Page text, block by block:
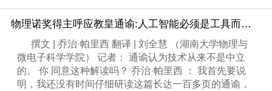
物理诺奖得主呼应教皇通谕:人工智能必须是工具而不能是权威
撰文 | 乔治·帕里西 翻译 | 刘全慧 （湖南大学物理与
微电子科学学院） 记者： 通谕认为技术从来不是中立
的。 你 同意这种解读吗？ 乔治·帕里西 ： 我首先要说
明，我还没有时间仔细研读这篇长达一百多页的通谕，